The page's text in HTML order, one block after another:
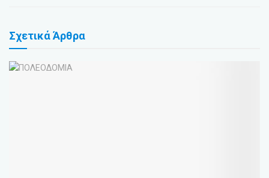
ΣχετικάΆρθρα